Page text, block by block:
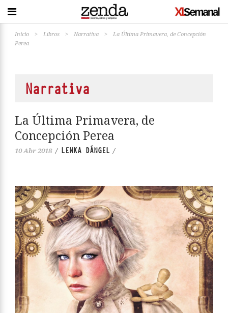
Inicio > Libros > Narrativa >
La Última Primavera, de Concepción
Perea
Narrativa
La Última Primavera, de
Concepción Perea
10 Abr 2018 / LENKA DÁNGEL /